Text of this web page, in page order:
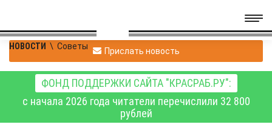
НОВОСТИ \ Советы Прислать новость
ФОНД ПОДДЕРЖКИ САЙТА "КРАСРАБ.РУ":
с начала 2026 года читатели перечислили 32 800
рублей